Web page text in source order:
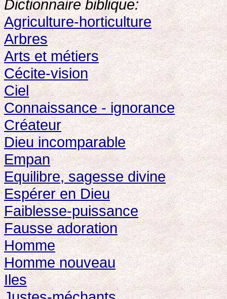
Dictionnaire biblique:
Agriculture-horticulture
Arbres
Arts et métiers
Cécite-vision
Ciel
Connaissance - ignorance
Créateur
Dieu incomparable
Empan
Equilibre, sagesse divine
Espérer en Dieu
Faiblesse-puissance
Fausse adoration
Homme
Homme nouveau
Iles